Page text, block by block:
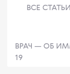
ВСЕ СТАТЬИ
ВРАЧ — ОБ
19